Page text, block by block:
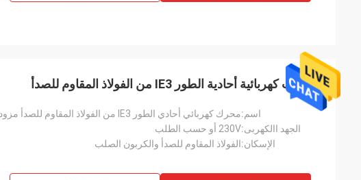
محركات كهربائية أحادية الطور IE3 من الفولاذ المقاوم للصدأ
اسم:محرك كهربائي أحادي الطور IE3 من الفولاذ المقاوم للصدأ مزود بـ NEMA Premium
الجهد االكهربى:230V أو حسب الطلب
الإسكان:الفولاذ المقاوم للصدأ والكربون الصلب